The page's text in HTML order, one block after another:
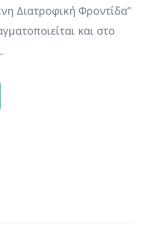
Διατροφική Φροντίδα”
και στο